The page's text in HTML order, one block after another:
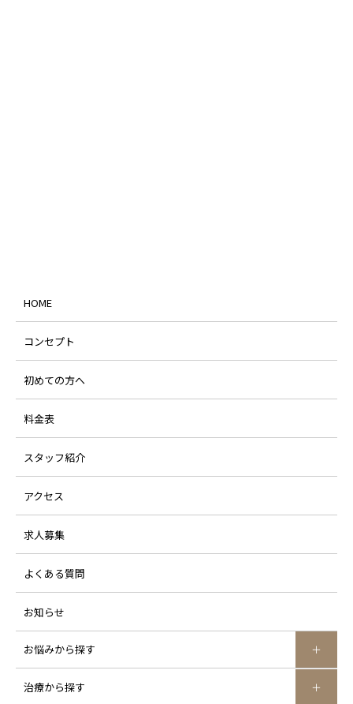
HOME
コンセプト
初めての方へ
料金表
スタッフ紹介
アクセス
求人募集
よくある質問
お知らせ
お悩みから探す
治療から探す